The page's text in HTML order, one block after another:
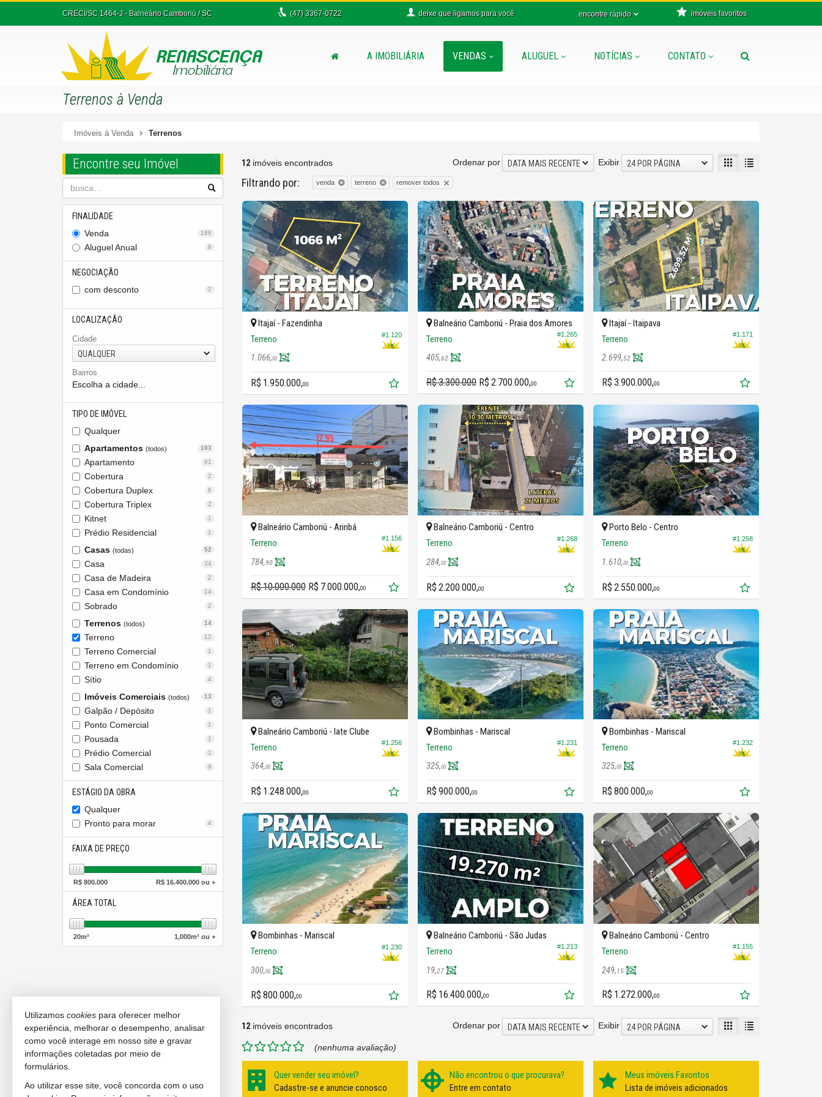
CRECI/SC 1464-J - Balneário Camboriú /SC (47)3367-0722 deixe que ligamos para você encontre rápido imóveis favoritos
A IMOBILIÁRIA VENDAS ALUGUEL NOTÍCIAS CONTATO
Terrenos à Venda
Imóveis à Venda Terrenos
Encontre seu Imóvel
FINALIDADE
Venda
186
Aluguel Anual 8
NEGOCIAÇÃO
com desconto
2
LOCALIZAÇÃO
Cidade
QUALQUER
Bairros
Escolha a cidade...
TIPO DE IMÓVEL
Qualquer
Apartamentos (todos) 103
Apartamento 91
Cobertura 2
Cobertura Duplex 6
Cobertura Triplex 2
Kitnet 1
Prédio Residencial 1
Casas (todas) 52
Casa 34
Casa de Madeira 2
Casa em Condomínio 14
Sobrado 2
Terrenos (todos) 14
Terreno 12
Terreno Comercial 1
Terreno em Condomínio 1
Sítio 4
Imóveis Comerciais (todos) 13
Galpão / Depósito 1
Ponto Comercial 1
Pousada 1
Prédio Comercial 1
Sala Comercial 9
ESTÁGIO DA OBRA
Qualquer
Pronto para morar
4
FAIXA DE PREÇO
R$ 800.000 R$ 16.400.000 ou +
ÁREA TOTAL
20m² 1,000m² ou +
12imóveis encontrados Exibir 24 POR PÁGINA
Ordenar por DATA MAIS RECENTE
Filtrando por: venda terreno remover todos
#1.120
Itajaí - Fazendinha
Terreno
1.066,00
R$ 1.950.000,00
#1.265
Balneário Camboriú - Praia dos Amores
Terreno
405,62
R$ 3.300.000 R$ 2.700.000,00
#1.171
Itajaí - Itaipava
Terreno
2.699,52
R$ 3.900.000,00
#1.156
Balneário Camboriú - Ariribá
Terreno
784,90
R$ 10.000.000 R$ 7.000.000,00
#1.268
Balneário Camboriú - Centro
Terreno
284,03
R$ 2.200.000,00
#1.258
Porto Belo - Centro
Terreno
1.610,00
R$ 2.550.000,00
#1.256
Balneário Camboriú - Iate Clube
Terreno
364,00
R$ 1.248.000,00
#1.231
Bombinhas - Mariscal
Terreno
325,00
R$ 900.000,00
#1.232
Bombinhas - Mariscal
Terreno
325,00
R$ 800.000,00
#1.230
Bombinhas - Mariscal
Terreno
300,00
R$ 800.000,00
#1.213
Balneário Camboriú - São Judas
Terreno
19,27
R$ 16.400.000,00
#1.155
Balneário Camboriú - Centro
Terreno
249,15
R$ 1.272.000,00
12imóveis encontrados Exibir 24 POR PÁGINA
Ordenar por DATA MAIS RECENTE
(nenhuma avaliação)
Quer vender seu imóvel?
Cadastre-se e anuncie conosco
Não encontrou o que procurava?
Entre em contato
Meus imóveis Favoritos
Lista de imóveis adicionados
Utilizamos cookies para oferecer melhor
experiência, melhorar o desempenho, analisar
como você interage em nosso site e gravar
informações coletadas por meio de
formulários.
Ao utilizar esse site, você concorda com o uso